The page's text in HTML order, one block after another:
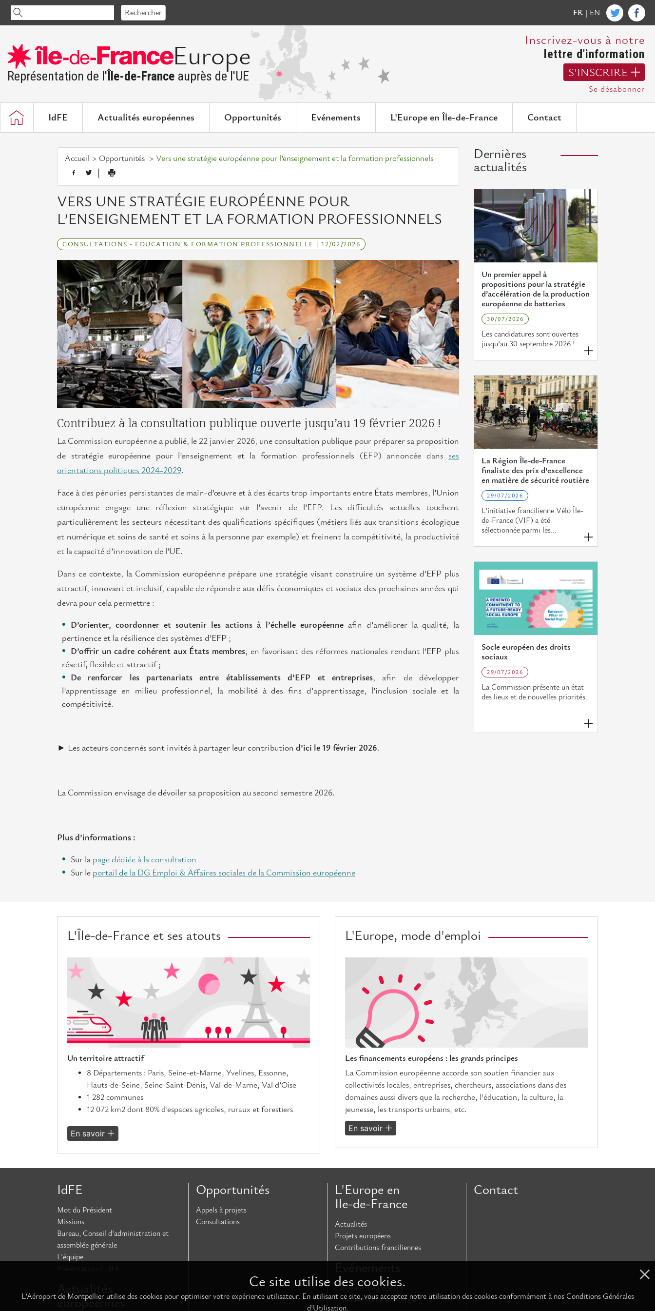
Accéder
Rechercher FR | EN
Europe
Représentation de l'Île-de-France auprès de l'UE
Inscrivez-vous à notre
lettre d'information
S'INSCRIRE
Se désabonner
IdFE Actualités européennes Opportunités Evénements L'Europe en Île-de-France Contact
Accueil Opportunités
Vers une stratégie européenne pour l’enseignement et la formation professionnels
VERS UNE STRATÉGIE EUROPÉENNE POUR
L’ENSEIGNEMENT ET LA FORMATION PROFESSIONNELS
CONSULTATIONS - EDUCATION & FORMATION PROFESSIONNELLE | 12/02/2026
Contribuez à la consultation publique ouverte jusqu’au 19 février 2026 !
La Commission européenne a publié, le 22 janvier 2026, une consultation publique pour préparer sa proposition
de stratégie européenne pour l’enseignement et la formation professionnels (EFP) annoncée dans ses
orientations politiques 2024-2029.
Face à des pénuries persistantes de main-d’œuvre et à des écarts trop importants entre États membres, l’Union
européenne engage une réflexion stratégique sur l’avenir de l’EFP. Les difficultés actuelles touchent
particulièrement les secteurs nécessitant des qualifications spécifiques (métiers liés aux transitions écologique
et numérique et soins de santé et soins à la personne par exemple) et freinent la compétitivité, la productivité
et la capacité d’innovation de l’UE.
Dans ce contexte, la Commission européenne prépare une stratégie visant construire un système d’EFP plus
attractif, innovant et inclusif, capable de répondre aux défis économiques et sociaux des prochaines années qui
devra pour cela permettre :
D’orienter, coordonner et soutenir les actions à l’échelle européenne afin d’améliorer la qualité, la
pertinence et la résilience des systèmes d’EFP ;
D’offrir un cadre cohérent aux États membres, en favorisant des réformes nationales rendant l’EFP plus
réactif, flexible et attractif ;
De renforcer les partenariats entre établissements d’EFP et entreprises, afin de développer
l’apprentissage en milieu professionnel, la mobilité à des fins d’apprentissage, l’inclusion sociale et la
compétitivité.
► Les acteurs concernés sont invités à partager leur contribution d’ici le 19 février 2026.
La Commission envisage de dévoiler sa proposition au second semestre 2026.
Plus d’informations :
Sur lapage dédiée à la consultation
Sur le portail de la DG Emploi & Affaires sociales de la Commission européenne
Dernières
actualités
Un premier appel à
propositions pour la stratégie
d’accélération de la production
européenne de batteries
30/07/2026
Les candidatures sont ouvertes
jusqu’au 30 septembre 2026 !
La Région Île-de-France
finaliste des prix d'excellence
en matière de sécurité routière
29/07/2026
L’initiative francilienne Vélo Île-
de-France (VIF) a été
sélectionnée parmi les...
Socle européen des droits
sociaux
29/07/2026
La Commission présente un état
des lieux et de nouvelles priorités.
L'Île-de-France et ses atouts
Un territoire attractif
8 Départements : Paris, Seine-et-Marne, Yvelines, Essonne,
Hauts-de-Seine, Seine-Saint-Denis, Val-de-Marne, Val d’Oise
1 282 communes
12 072 km2 dont 80% d’espaces agricoles, ruraux et forestiers
En savoir
L'Europe, mode d'emploi
Les financements européens : les grands principes
La Commission européenne accorde son soutien financier aux
collectivités locales, entreprises, chercheurs, associations dans des
domaines aussi divers que la recherche, l'éducation, la culture, la
jeunesse, les transports urbains, etc.
En savoir
IdFE
Mot du Président
Missions
Bureau, Conseil d'administration et
assemblée générale
L'équipe
Actualités
européennes
Opportunités
Appels à projets
Consultations
L'Europe en
Ile-de-France
Actualités
Projets européens
Contributions franciliennes
Evénement européens
L'île-de-France en Europe
Contact
Ce site utilise des cookies.
L’Aéroport de Montpellier utilise des cookies pour optimiser votre expérience utilisateur. En utilisant ce site, vous acceptez notre utilisation des cookies conformément à nos Conditions Générales
d'Utilisation.